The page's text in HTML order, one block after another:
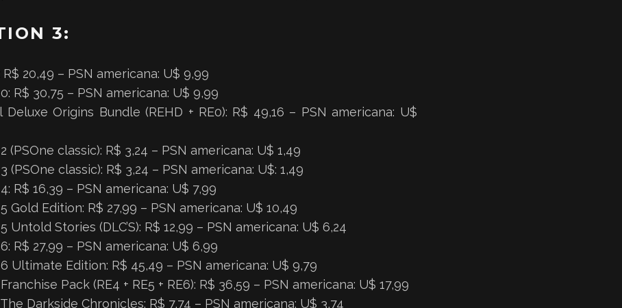
3:
20,49 – PSN americana: U$ 9,99
R$ 30,75 – PSN americana: U$ 9,99
Deluxe Origins Bundle (REHD + RE0): R$ 49,16 – PSN americana: U$
(PSOne classic): R$ 3,24 – PSN americana: U$ 1,49
(PSOne classic): R$ 3,24 – PSN americana: U$: 1,49
R$ 16,39 – PSN americana: U$ 7,99
Gold Edition: R$ 27,99 – PSN americana: U$ 10,49
Untold Stories (DLC’S): R$ 12,99 – PSN americana: U$ 6,24
R$ 27,99 – PSN americana: U$ 6,99
Ultimate Edition: R$ 45,49 – PSN americana: U$ 9,79
Pack (RE4 + RE5 + RE6): R$ 36,59 – PSN americana: U$ 17,99
Darkside Chronicles: R$ 7,74 – PSN americana: U$ 3,74